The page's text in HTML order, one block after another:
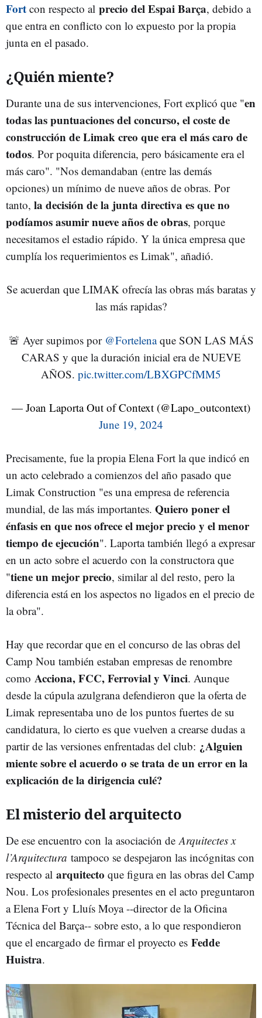
Fort con respecto al precio del Espai Barça, debido a
que entra en conflicto con lo expuesto por la propia
junta en el pasado.
¿Quién miente?
Durante una de sus intervenciones, Fort explicó que "en
todas las puntuaciones del concurso, el coste de
construcción de Limak creo que era el más caro de
todos. Por poquita diferencia, pero básicamente era el
más caro". "Nos demandaban (entre las demás
opciones) un mínimo de nueve años de obras. Por
tanto, la decisión de la junta directiva es que no
podíamos asumir nueve años de obras, porque
necesitamos el estadio rápido. Y la única empresa que
cumplía los requerimientos es Limak", añadió.
Se acuerdan que LIMAK ofrecía las obras más baratas y
las más rapidas?
🚨 Ayer supimos por @Fortelenaque SON LAS MÁS
CARAS y que la duración inicial era de NUEVE
AÑOS. pic.twitter.com/LBXGPCfMM5
— Joan Laporta Out of Context (@Lapo_outcontext)
June 19, 2024
Precisamente, fue la propia Elena Fort la que indicó en
un acto celebrado a comienzos del año pasado que
Limak Construction "es una empresa de referencia
mundial, de las más importantes. Quiero poner el
énfasis en que nos ofrece el mejor precio y el menor
tiempo de ejecución". Laporta también llegó a expresar
en un acto sobre el acuerdo con la constructora que
"tiene un mejor precio, similar al del resto, pero la
diferencia está en los aspectos no ligados en el precio de
la obra".
Hay que recordar que en el concurso de las obras del
Camp Nou también estaban empresas de renombre
como Acciona, FCC, Ferrovial y Vinci. Aunque
desde la cúpula azulgrana defendieron que la oferta de
Limak representaba uno de los puntos fuertes de su
candidatura, lo cierto es que vuelven a crearse dudas a
partir de las versiones enfrentadas del club: ¿Alguien
miente sobre el acuerdo o se trata de un error en la
explicación de la dirigencia culé?
El misterio del arquitecto
De ese encuentro con la asociación de Arquitectes x
l’Arquitectura tampoco se despejaron las incógnitas con
respecto al arquitecto que figura en las obras del Camp
Nou. Los profesionales presentes en el acto preguntaron
a Elena Fort y Lluís Moya --director de la Oficina
Técnica del Barça-- sobre esto, a lo que respondieron
que el encargado de firmar el proyecto es Fedde
Huistra.